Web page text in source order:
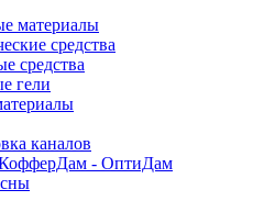
материалы
средства
средства
гели
каналов
- ОптиДам